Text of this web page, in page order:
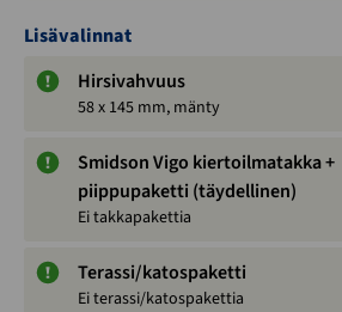
Lisävalinnat
Hirsivahvuus
58 x 145 mm, mänty
Smidson Vigo kiertoilmatakka +
piippupaketti (täydellinen)
Ei takkapakettia
Terassi/katospaketti
Ei terassi/katospakettia